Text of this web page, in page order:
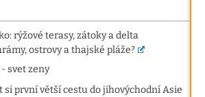
rýžové terasy, zátoky a delta
ostrovy a thajské pláže?
-svet zeny
si první větší cestu do jihovýchodní Asie